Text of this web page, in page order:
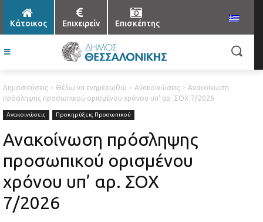
Κάτοικος Επιχειρείν Επισκέπτης
Δημοσιεύσεις Θέλω να ενημερωθώ Ανακοινώσεις
Ανακοίνωση
πρόσληψης προσωπικού ορισμένου χρόνου υπ' αρ. ΣΟΧ 7/2026
Ανακοινώσεις Προκηρύξεις Προσωπικού
Ανακοίνωση πρόσληψης
προσωπικού ορισμένου
χρόνου υπ’ αρ. ΣΟΧ
7/2026